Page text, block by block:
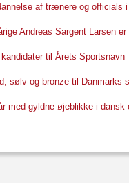
af trænere og officials i
Andreas Sargent Larsen
til Årets Sportsnavn
sølv og bronze til Danmarks
med gyldne øjeblikke i dansk